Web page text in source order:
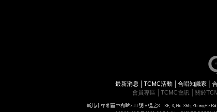
最新消息 │TCMC活動 │合唱知識家 │
會員專區
TCMC會訊 關於